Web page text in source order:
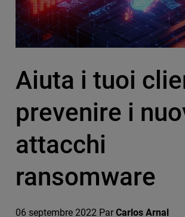
Aiuta i tuoi
prevenire i
attacchi
ransomware
06 septembre 2022 Par Carlos Arnal